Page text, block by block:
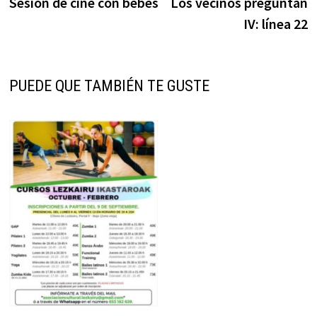
de
IV: línea 22
PUEDE QUE TAMBIÉN TE GUSTE